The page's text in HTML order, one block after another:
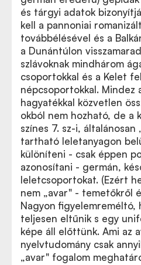
és tárgyi adatok
kell a pannoniai
továbbélésével és a
a Dunántúlon
szlávoknak mindhárom
csoportokkal és a Kelet
népcsoportokkal. Mindez
hagyatékkal közvetlen
okból nem hozható, de a
színes 7. sz-i,
tartható leletanyagon
különíteni - csak éppen
azonosítani - germán,
leletcsoportokat. (Ezért
nem „avar" - temetőkről
Nagyon figyelemreméltó,
teljesen eltűnik s egy
képe áll előttünk. Ami az
nyelvtudomány csak
„avar" fogalom